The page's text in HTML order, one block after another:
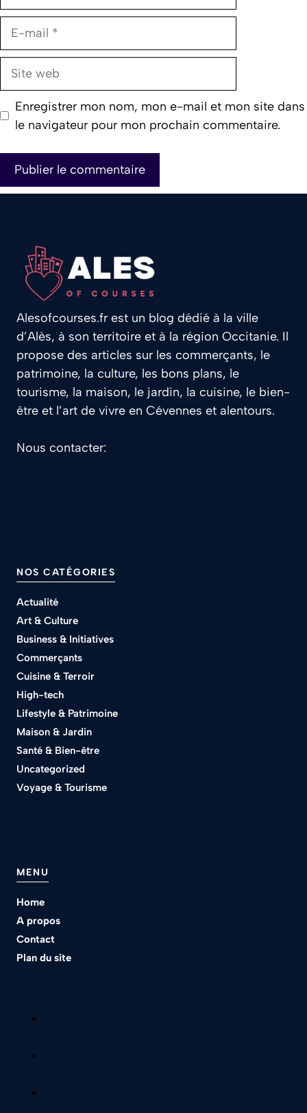
E-
Site
Enregistrer mon nom, mon e-mail et mon site dans
le navigateur pour mon prochain commentaire.
Alesofcourses.fr est un blog dédié à la ville
d’Alès, à son territoire et à la région Occitanie. Il
propose des articles sur les commerçants, le
patrimoine, la culture, les bons plans, le
tourisme, la maison, le jardin, la cuisine, le bien-
être et l’art de vivre en Cévennes et alentours.
Nous contacter:
NOS CATÉGORIES
Actualité
Art & Culture
Business & Initiatives
Commerçants
Cuisine & Terroir
High-tech
Lifestyle & Patrimoine
Maison & Jardin
Santé & Bien-être
Uncategorized
Voyage & Tourisme
MENU
Home
A propos
Contact
Plan du site